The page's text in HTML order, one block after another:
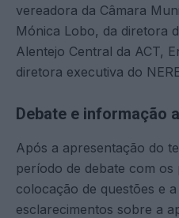
vereadora da Câmara
Mónica Lobo, da diretora
Alentejo Central da ACT,
diretora executiva do
Debate e informação
Após a apresentação do
período de debate com
colocação de questões e
esclarecimentos sobre a